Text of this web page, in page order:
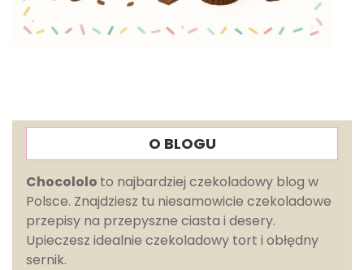
O BLOGU
Chocololo to najbardziej czekoladowy blog w
Polsce. Znajdziesz tu niesamowicie czekoladowe
przepisy na przepyszne ciasta i desery.
Upieczesz idealnie czekoladowy tort i obłędny
sernik.